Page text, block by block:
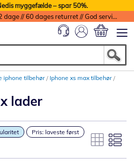
myggefælde – spar 50%.
Billig fragt // Levering 1-2 dage // 60 dages returret // God service med garanti
iphone tilbehør
Iphone xs max tilbehør
lader
Pris: laveste først